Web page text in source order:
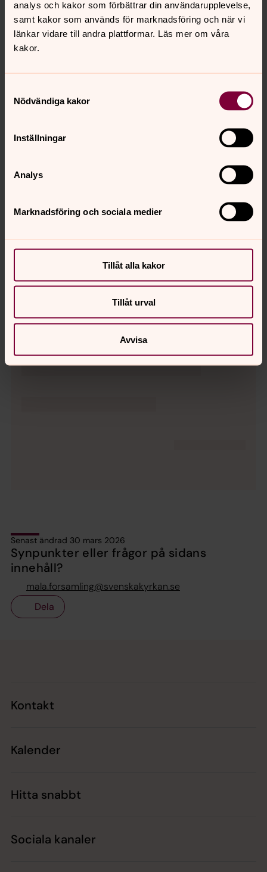
analys och kakor som förbättrar din användarupplevelse,
samt kakor som används för marknadsföring och när vi
länkar vidare till andra plattformar. Läs mer om våra
kakor.
Nödvändiga kakor
Inställningar
Analys
Marknadsföring och sociala medier
Tillåt alla kakor
Tillåt urval
Avvisa
Passionsandakter
Måndag 30 mars kl. 19.00 i Missionskyrkan, tisdag 31
Torsdag 2 april kl. 19.00 i Malå kyrka
Långfredag
Fredag 3 april kl. 11.00 Långfredagsgudstjänst i Malå
Påskdagen
Dagens bibelord
Senast ändrad 30 mars 2026
Synpunkter eller frågor på sidans
innehåll?
mala.forsamling@svenskakyrkan.se
Dela
Kontakt
Kalender
Hitta snabbt
Sociala kanaler